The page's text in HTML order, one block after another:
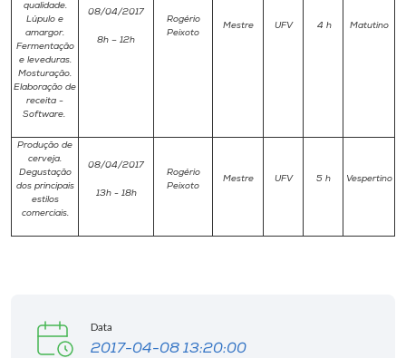
qualidade.
Lúpulo e
amargor.
Fermentação
e leveduras.
Mosturação.
Elaboração de
receita -
Software.
08/04/2017
8h – 12h
Rogério
Peixoto
Mestre UFV 4 h Matutino
Produção de
cerveja.
Degustação
dos principais
estilos
comerciais.
08/04/2017
13h - 18h
Rogério
Peixoto
Mestre UFV 5 h Vespertino
Data
2017-04-08 13:20:00